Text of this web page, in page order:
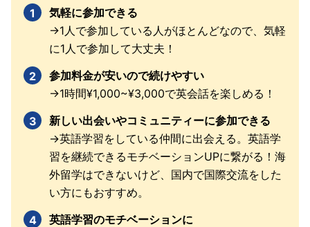
気軽に参加できる
→1人で参加している人がほとんどなので、気軽
に1人で参加して大丈夫！
参加料金が安いので続けやすい
→1時間¥1,000~¥3,000で英会話を楽しめる！
新しい出会いやコミュニティーに参加できる
→英語学習をしている仲間に出会える。英語学
習を継続できるモチベーションUPに繋がる！海
外留学はできないけど、国内で国際交流をした
い方にもおすすめ。
英語学習のモチベーションに